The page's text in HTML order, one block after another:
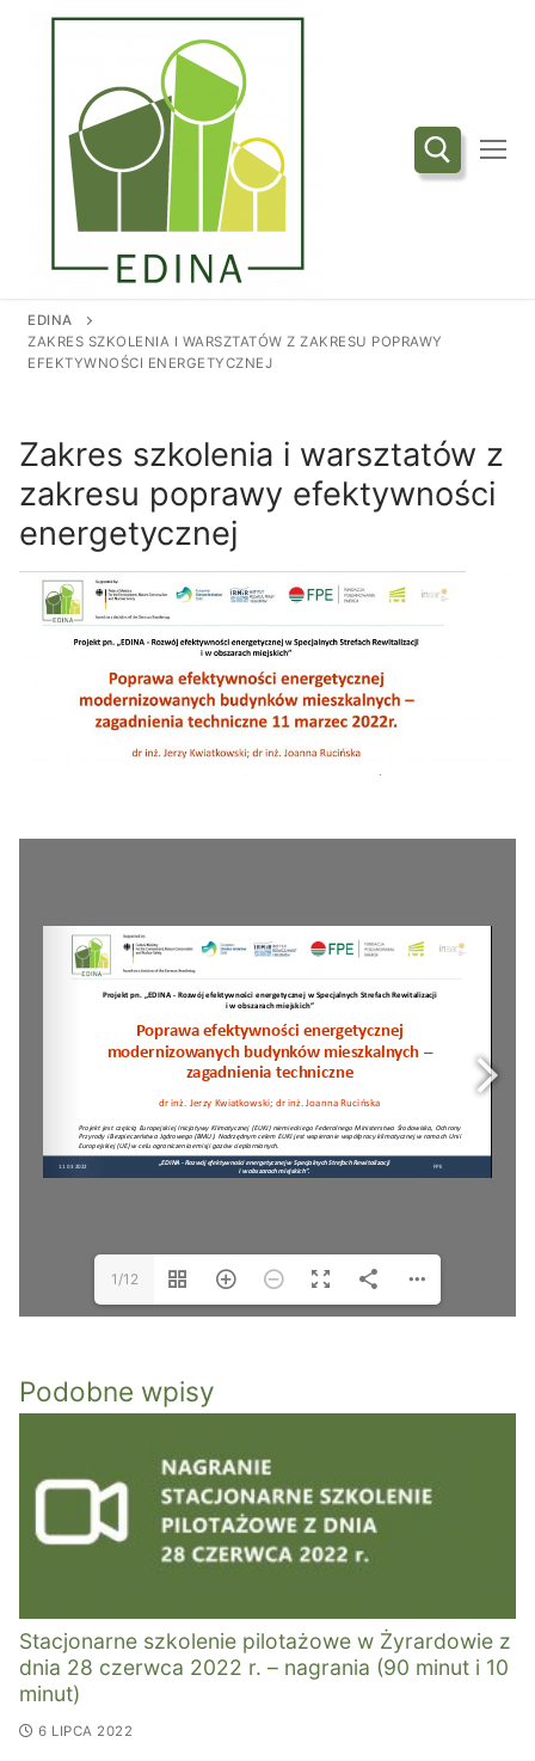
Przejdź
Szukaj:
EDINA
ZAKRES SZKOLENIA I WARSZTATÓW Z ZAKRESU POPRAWY
EFEKTYWNOŚCI ENERGETYCZNEJ
Zakres szkolenia i warsztatów z
zakresu poprawy efektywności
energetycznej
1/12
Podobne wpisy
Stacjonarne szkolenie pilotażowe w Żyrardowie z
dnia 28 czerwca 2022 r. – nagrania (90 minut i 10
minut)
6 LIPCA 2022